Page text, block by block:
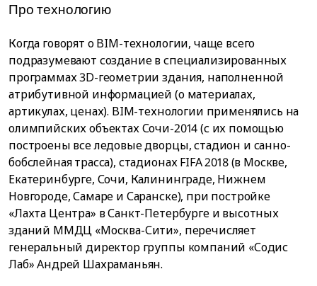
Про технологию
Когда говорят о BIM-технологии, чаще всего
подразумевают создание в специализированных
программах 3D-геометрии здания, наполненной
атрибутивной информацией (о материалах,
артикулах, ценах). BIM-технологии применялись на
олимпийских объектах Сочи-2014 (с их помощью
построены все ледовые дворцы, стадион и санно-
бобслейная трасса), стадионах FIFA 2018 (в Москве,
Екатеринбурге, Сочи, Калининграде, Нижнем
Новгороде, Самаре и Саранске), при постройке
«Лахта Центра» в Санкт-Петербурге и высотных
зданий ММДЦ «Москва-Сити», перечисляет
генеральный директор группы компаний «Содис
Лаб» Андрей Шахраманьян.